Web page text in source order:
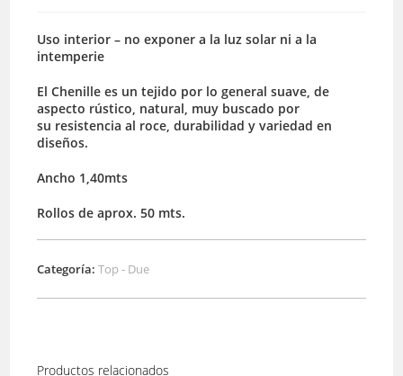
Uso interior – no exponer a la luz solar ni a la
intemperie
El Chenille es un tejido por lo general suave, de
aspecto rústico, natural, muy buscado por
su resistencia al roce, durabilidad y variedad en
diseños.
Ancho 1,40mts
Rollos de aprox. 50 mts.
Categoría:Top - Due
Productos relacionados